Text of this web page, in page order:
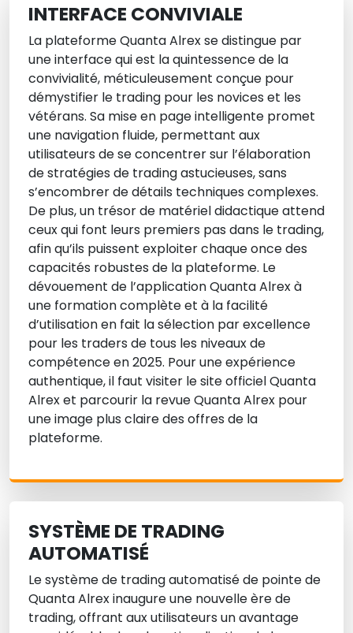
INTERFACE CONVIVIALE
La plateforme Quanta Alrex se distingue par
une interface qui est la quintessence de la
convivialité, méticuleusement conçue pour
démystifier le trading pour les novices et les
vétérans. Sa mise en page intelligente promet
une navigation fluide, permettant aux
utilisateurs de se concentrer sur l’élaboration
de stratégies de trading astucieuses, sans
s’encombrer de détails techniques complexes.
De plus, un trésor de matériel didactique attend
ceux qui font leurs premiers pas dans le trading,
afin qu’ils puissent exploiter chaque once des
capacités robustes de la plateforme. Le
dévouement de l’application Quanta Alrex à
une formation complète et à la facilité
d’utilisation en fait la sélection par excellence
pour les traders de tous les niveaux de
compétence en 2025. Pour une expérience
authentique, il faut visiter le site officiel Quanta
Alrex et parcourir la revue Quanta Alrex pour
une image plus claire des offres de la
plateforme.
SYSTÈME DE TRADING
AUTOMATISÉ
Le système de trading automatisé de pointe de
Quanta Alrex inaugure une nouvelle ère de
trading, offrant aux utilisateurs un avantage